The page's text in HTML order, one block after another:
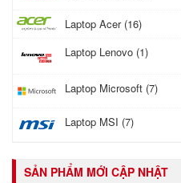
Laptop Acer (16)
Laptop Lenovo (1)
Laptop Microsoft (7)
Laptop MSI (7)
SẢN PHẨM MỚI CẬP NHẬT